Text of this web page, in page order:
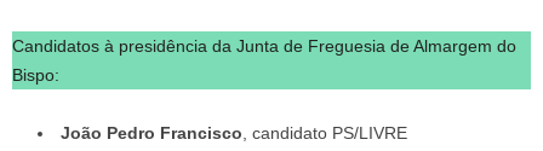
Candidatos à presidência da Junta de Freguesia de Almargem do
Bispo:
João Pedro Francisco , candidato PS/LIVRE